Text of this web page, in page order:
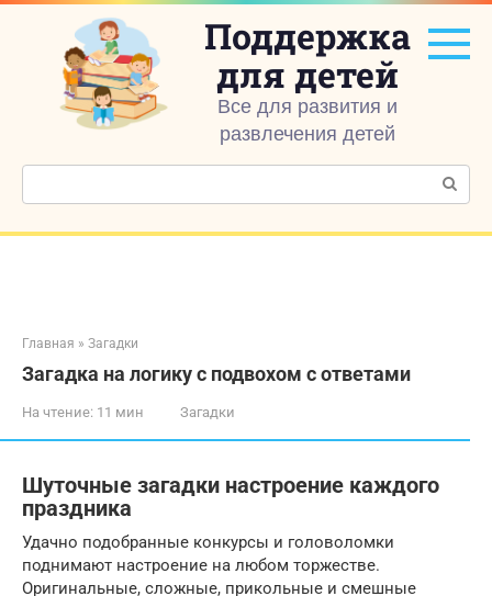
Перейти
контенту
Поддержка
для детей
Все для развития и
развлечения детей
Поиск:
Главная » Загадки
Загадка на логику с подвохом с ответами
На чтение: 11 мин Загадки
Шуточные загадки настроение каждого
праздника
Удачно подобранные конкурсы и головоломки
поднимают настроение на любом торжестве.
Оригинальные, сложные, прикольные и смешные